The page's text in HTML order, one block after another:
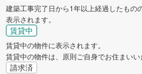
建築工事完了日から1年以上経過したもの
表示されます。
賃貸中
賃貸中の物件に表示されます。
賃貸中の物件は、原則ご自身でお住まいい
請求済